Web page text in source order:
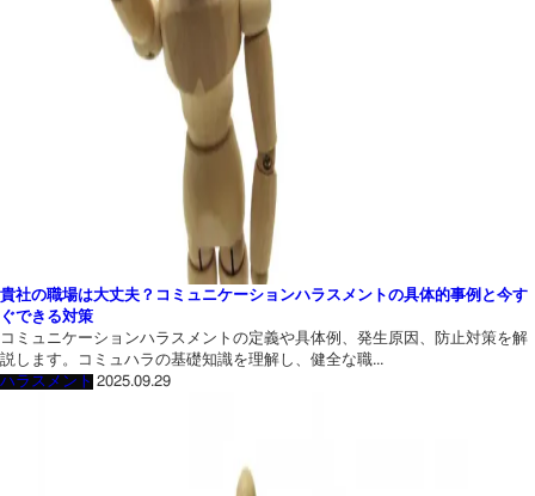
貴社の職場は大丈夫？コミュニケーションハラスメントの具体的事例と今す
ぐできる対策
コミュニケーションハラスメントの定義や具体例、発生原因、防止対策を解
説します。コミュハラの基礎知識を理解し、健全な職...
ハラスメント 2025.09.29